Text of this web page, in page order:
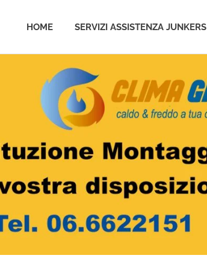
HOME SERVIZI ASSISTENZA JUNKERS